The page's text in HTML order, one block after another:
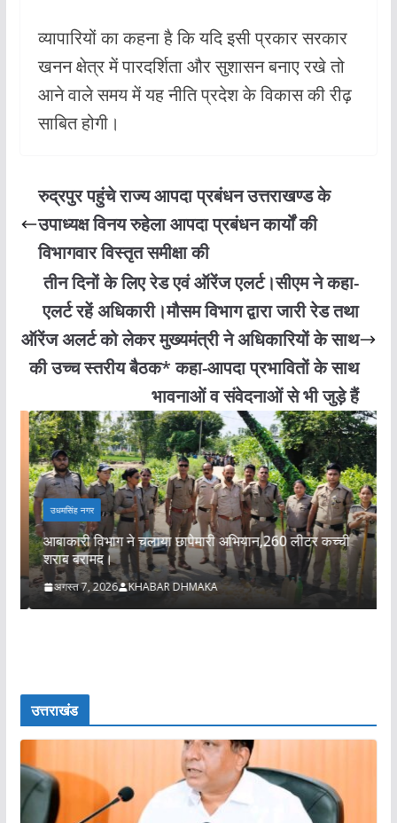
व्यापारियों का कहना है कि यदि इसी प्रकार सरकार
खनन क्षेत्र में पारदर्शिता और सुशासन बनाए रखे तो
आने वाले समय में यह नीति प्रदेश के विकास की रीढ़
साबित होगी।
रुद्रपुर पहुंचे राज्य आपदा प्रबंधन उत्तराखण्ड के
उपाध्यक्ष विनय रुहेला आपदा प्रबंधन कार्यों की
विभागवार विस्तृत समीक्षा की
तीन दिनों के लिए रेड एवं ऑरेंज एलर्ट।सीएम ने कहा-
एलर्ट रहें अधिकारी।मौसम विभाग द्वारा जारी रेड तथा
ऑरेंज अलर्ट को लेकर मुख्यमंत्री ने अधिकारियों के साथ
की उच्च स्तरीय बैठक* कहा-आपदा प्रभावितों के साथ
भावनाओं व संवेदनाओं से भी जुड़े हैं
उधमसिंह नगर
आबाकारी विभाग ने चलाया छापेमारी अभियान,260 लीटर कच्ची
शराब बरामद।
अगस्त 7, 2026 KHABAR DHMAKA
उत्तराखंड